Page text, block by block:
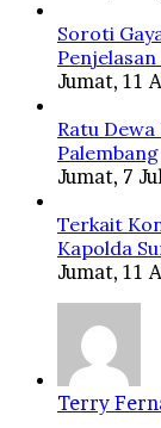
Soroti
Jumat, 11
Ratu
Palembang
Jumat, 7
Terkait
Kapolda
Jumat, 11
Terry